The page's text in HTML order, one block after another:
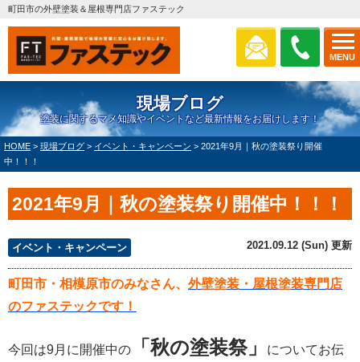
MENU
町田市の外壁塗装＆屋根専門店ファステック
現場ブログ
塗装に関するマメ知識やイベントなど最新情報をお届けします！
HOME > 現場ブログ > イベント・キャンペーン > 2021年9月｜秋の塗装祭り開催
中！！！
2021年9月｜秋の塗装祭り開催中！！！
イベント・キャンペーン 2021.09.12 (Sun) 更新
町田市・相模原市のみなさん、 外壁塗装・屋根塗装専門店
のファステックです！
今回は9月に開催中の 「秋の塗装祭」
についてお伝